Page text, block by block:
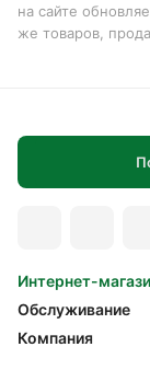
на сайте
же товаров,
Интернет-
Обслуживание
Компания